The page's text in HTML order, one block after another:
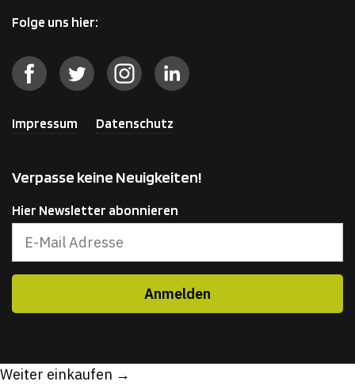
Folge uns hier:
Impressum Datenschutz
Verpasse keine Neuigkeiten!
Hier Newsletter abonnieren
Weiter einkaufen →